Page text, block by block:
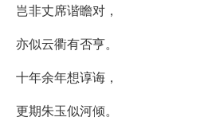
岂非丈席谐瞻对，
亦似云衢有否亨。
十年余年想谆诲，
更期朱玉似河倾。